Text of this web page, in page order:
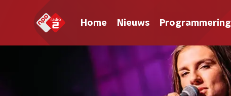
Home Nieuws Programmering